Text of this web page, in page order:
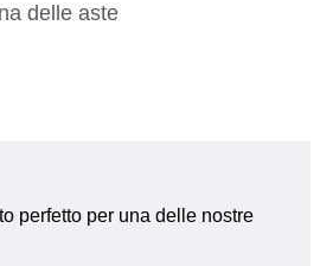
delle aste
perfetto per una delle nostre